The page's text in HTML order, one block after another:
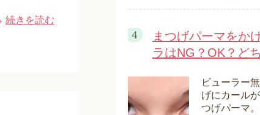
続きを読む
まつげパーマをか
ラはNG？OK？ど
ビューラー
げにカール
つげパーマ